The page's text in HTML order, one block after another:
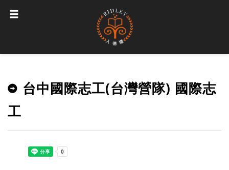
台中國際志工(台灣營隊) 國際志
工